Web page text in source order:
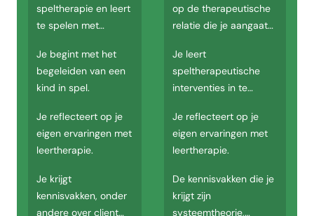
Je werkt samen met andere disciplines en belanghebbenden,
Je wordt uitgedaagd om samen te werken aan herstel bij het
In jaar 4, semester 1 van de opleiding Bachelor Speltherapie
Semester 1
In jaar 4, semester 1 van de opleiding Bachelor Speltherapie
Je kunt tijdens dit semester kiezen om je te verdiepen of te
Heb je een eigen idee/project dan is daar ook veel mogelijk.
speltherapie en leert
te spelen met
middelen.
Je begint met het
begeleiden van een
kind in spel.
Je reflecteert op je
eigen ervaringen met
leertherapie.
Je krijgt
kennisvakken, onder
andere over client
op de therapeutische
relatie die je aangaat
Je leert
speltherapeutische
interventies in te
Je reflecteert op je
eigen ervaringen met
leertherapie.
De kennisvakken die je
krijgt zijn
systeemtheorie,